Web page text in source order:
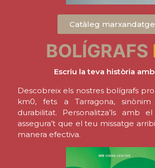
Catàleg marxandatge
BOLÍGRAFS
Escriu la teva història
Descobreix els nostres bolígrafs
km0, fets a Tarragona,
durabilitat. Personalitza’ls amb
assegura’t que el teu missatge
manera efectiva.